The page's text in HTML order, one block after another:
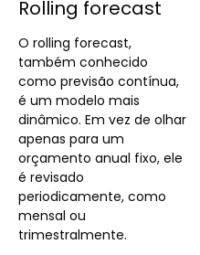
Rolling forecast
O rolling forecast,
também conhecido
como previsão contínua,
é um modelo mais
dinâmico. Em vez de olhar
apenas para um
orçamento anual fixo, ele
é revisado
periodicamente, como
mensal ou
trimestralmente.